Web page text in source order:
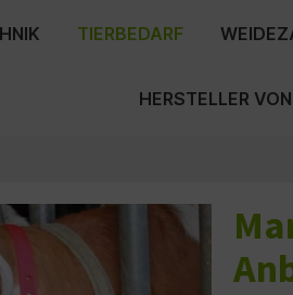
TIERBEDARF
HERSTELLER